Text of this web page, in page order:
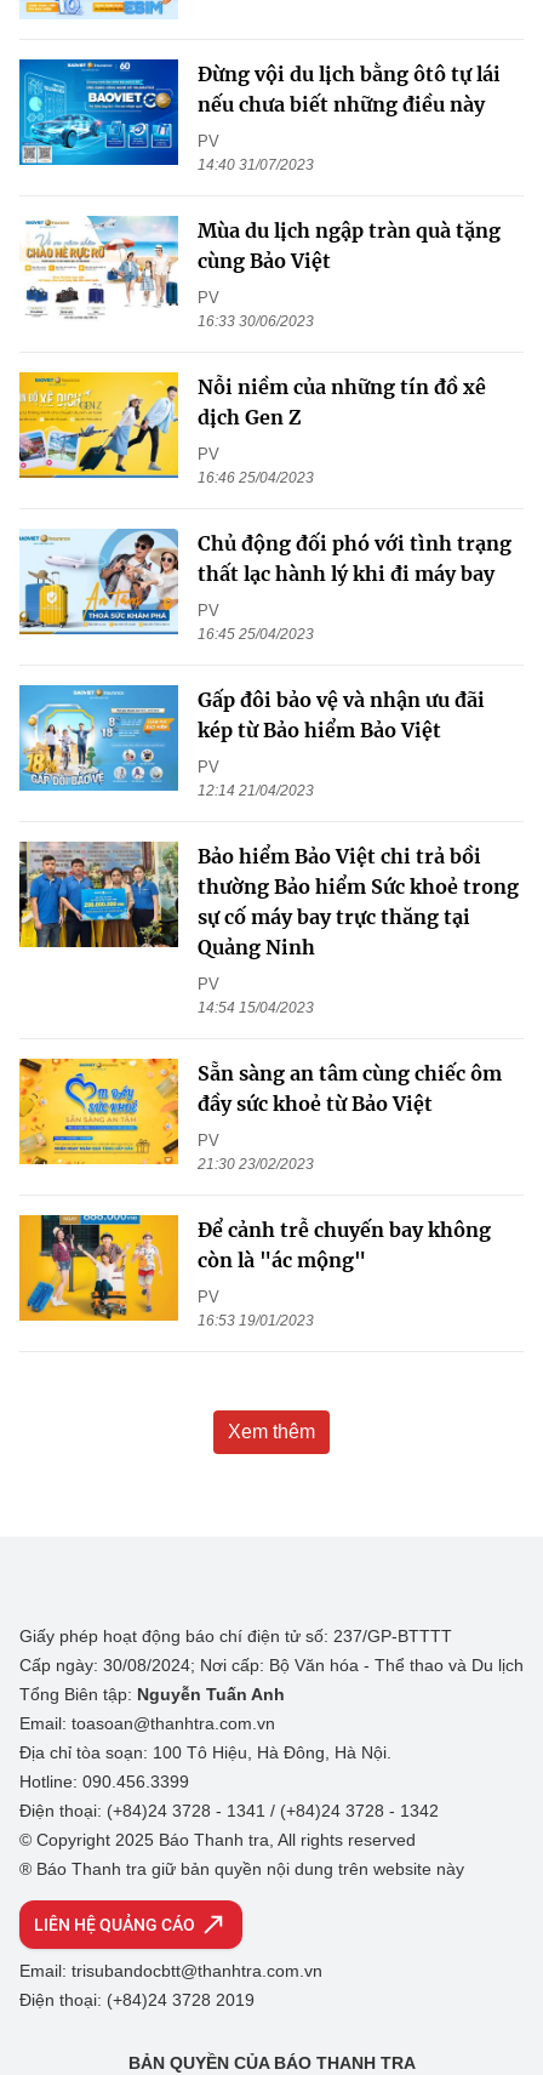
Đừng vội du lịch bằng ôtô tự lái
nếu chưa biết những điều này
PV
14:40 31/07/2023
Mùa du lịch ngập tràn quà tặng
cùng Bảo Việt
PV
16:33 30/06/2023
Nỗi niềm của những tín đồ xê
dịch Gen Z
PV
16:46 25/04/2023
Chủ động đối phó với tình trạng
thất lạc hành lý khi đi máy bay
PV
16:45 25/04/2023
Gấp đôi bảo vệ và nhận ưu đãi
kép từ Bảo hiểm Bảo Việt
PV
12:14 21/04/2023
Bảo hiểm Bảo Việt chi trả bồi
thường Bảo hiểm Sức khoẻ trong
sự cố máy bay trực thăng tại
Quảng Ninh
PV
14:54 15/04/2023
Sẵn sàng an tâm cùng chiếc ôm
đầy sức khoẻ từ Bảo Việt
PV
21:30 23/02/2023
Để cảnh trễ chuyến bay không
còn là "ác mộng"
PV
16:53 19/01/2023
Xem thêm
Giấy phép hoạt động báo chí điện tử số: 237/GP-BTTTT
Cấp ngày: 30/08/2024; Nơi cấp: Bộ Văn hóa - Thể thao và Du lịch
Tổng Biên tập: Nguyễn Tuấn Anh
Email: toasoan@thanhtra.com.vn
Địa chỉ tòa soạn: 100 Tô Hiệu, Hà Đông, Hà Nội.
Hotline: 090.456.3399
Điện thoại: (+84)24 3728 - 1341 / (+84)24 3728 - 1342
© Copyright 2025 Báo Thanh tra, All rights reserved
® Báo Thanh tra giữ bản quyền nội dung trên website này
LIÊN HỆ QUẢNG CÁO
Email: trisubandocbtt@thanhtra.com.vn
Điện thoại: (+84)24 3728 2019
BẢN QUYỀN CỦA BÁO THANH TRA